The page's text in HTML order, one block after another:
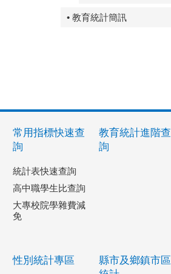
• 教育統計簡訊
常用指標快速查
詢
統計表快速查詢
高中職學生比查詢
大專校院學雜費減
免
教育統計進階查
詢
性別統計專區
縣市及鄉鎮市區